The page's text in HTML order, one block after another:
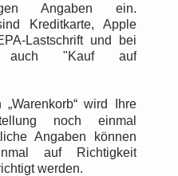
Angaben ein.
Kreditkarte, Apple
Lastschrift und bei
auch "Kauf auf
wird Ihre
noch einmal
Angaben können
auf Richtigkeit
werden.